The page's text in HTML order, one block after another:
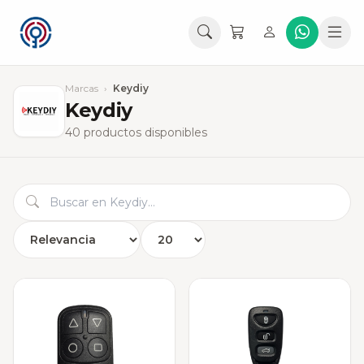
Marcas › Keydiy
Keydiy
40 productos disponibles